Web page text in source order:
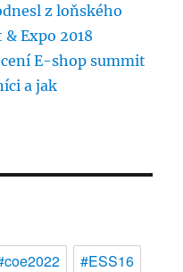
z loňského
Expo 2018
E-shop summit
a jak
#ESS16